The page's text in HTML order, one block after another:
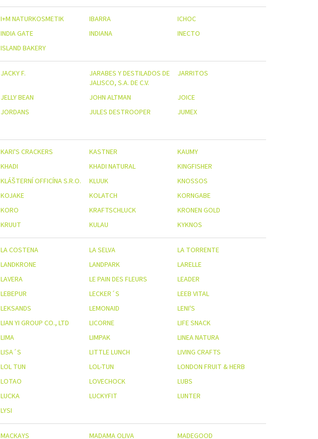
I+M NATURKOSMETIK IBARRA
ICHOC
INDIA GATE INDIANA
INECTO
ISLAND BAKERY
JACKY F.
JARABES Y DESTILADOS DE
JALISCO, S.A. DE C.V.
JARRITOS
JELLY BEAN JOHN ALTMAN
JOICE
JORDANS JULES DESTROOPER
JUMEX
KARI'S CRACKERS KASTNER
KAUMY
KHADI KHADI NATURAL
KINGFISHER
KLÁŠTERNÍ OFFICÍNA S.R.O. KLUUK
KNOSSOS
KOJAKE KOLATCH
KORNGABE
KORO KRAFTSCHLUCK
KRONEN GOLD
KRUUT KULAU KYKNOS
LA COSTENA LA SELVA
LA TORRENTE
LANDKRONE LANDPARK
LARELLE
LAVERA LE PAIN DES FLEURS
LEADER
LEBEPUR LECKER´S
LEEB VITAL
LEKSANDS LEMONAID
LENI'S
LIAN YI GROUP CO., LTD LICORNE
LIFE SNACK
LIMA LIMPAK
LINEA NATURA
LISA´S LITTLE LUNCH
LIVING CRAFTS
LOL TUN LOL-TUN
LONDON FRUIT & HERB
LOTAO LOVECHOCK
LUBS
LUCKA LUCKYFIT
LUNTER
LYSI
MACKAYS MADAMA OLIVA MADEGOOD